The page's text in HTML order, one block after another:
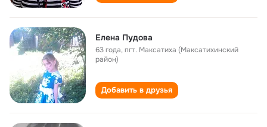
Елена Пудова
63 года,пгт. Максатиха (Максатихинский
район)
Добавить в друзья